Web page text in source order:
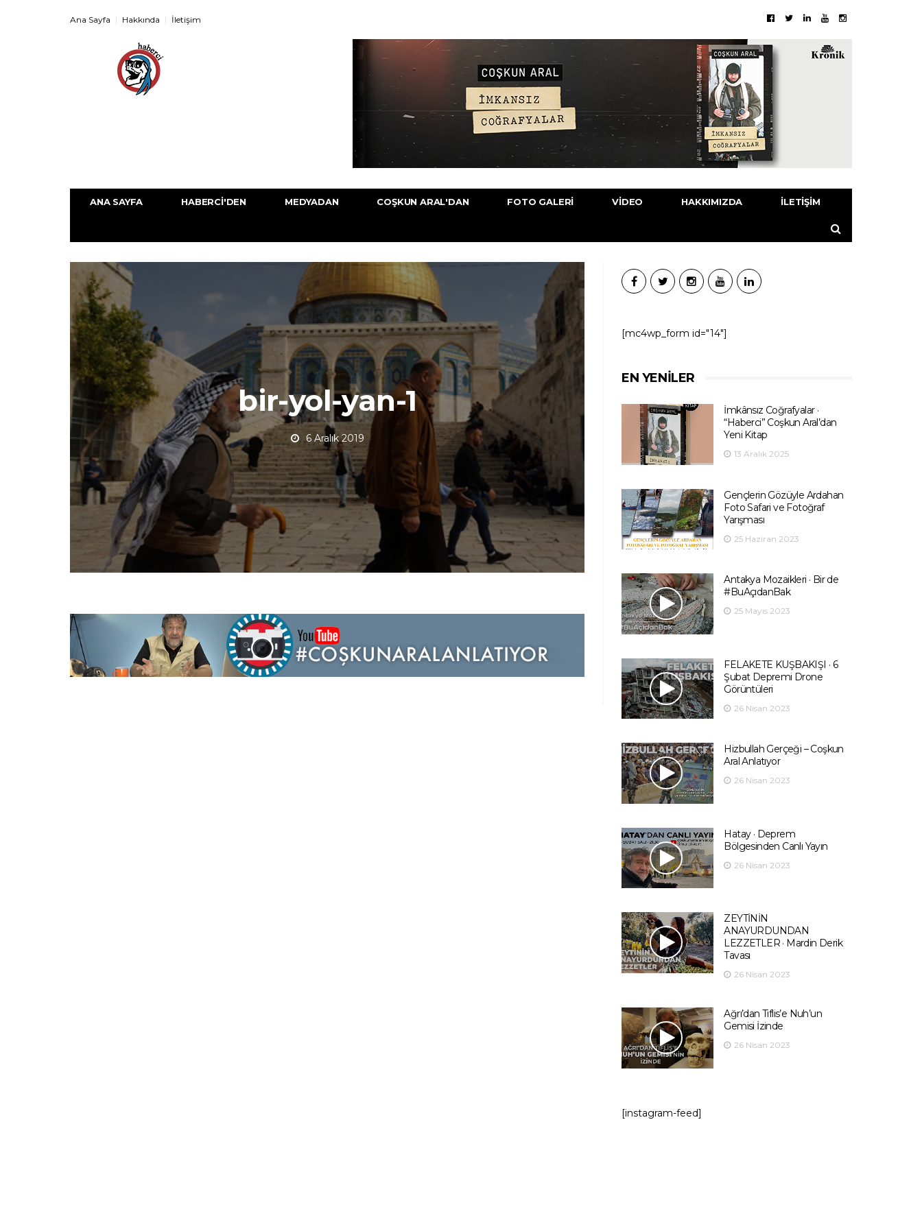
Ana Sayfa Hakkında İletişim
ANA SAYFA HABERCI'DEN MEDYADAN COŞKUN ARAL'DAN FOTO GALERI VIDEO HAKKIMIZDA İLETIŞIM
bir-yol-yan-1
6 Aralık 2019
[mc4wp_form id="14"]
EN YENILER
İmkânsız Coğrafyalar ·
“Haberci” Coşkun Aral’dan
Yeni Kitap
13 Aralık 2025
Gençlerin Gözüyle Ardahan
Foto Safari ve Fotoğraf
Yarışması
25 Haziran 2023
Antakya Mozaikleri · Bir de
#BuAçıdanBak
25 Mayıs 2023
FELAKETE KUŞBAKIŞI · 6
Şubat Depremi Drone
Görüntüleri
26 Nisan 2023
Hizbullah Gerçeği – Coşkun
Aral Anlatıyor
26 Nisan 2023
Hatay · Deprem
Bölgesinden Canlı Yayın
26 Nisan 2023
ZEYTİNİN
ANAYURDUNDAN
LEZZETLER · Mardin Derik
Tavası
26 Nisan 2023
Ağrı’dan Tiflis’e Nuh’un
Gemisi İzinde
26 Nisan 2023
[instagram-feed]